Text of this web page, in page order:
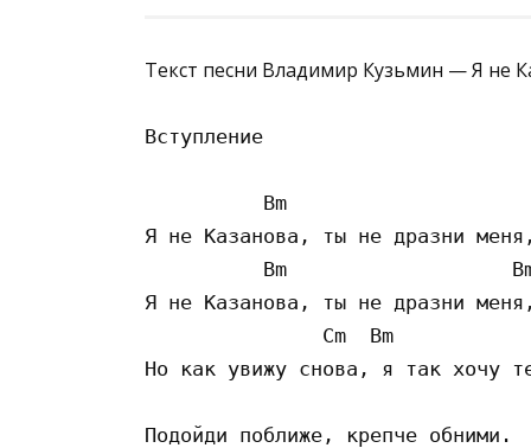
Текст песни Владимир Кузьмин — Я не
Вступление
          Bm
Я не Казанова, ты не дразни меня,
Bm
Я не Казанова, ты не дразни меня,
Cm  Bm
Но как увижу снова, я так хочу
Подойди поближе, крепче обними.